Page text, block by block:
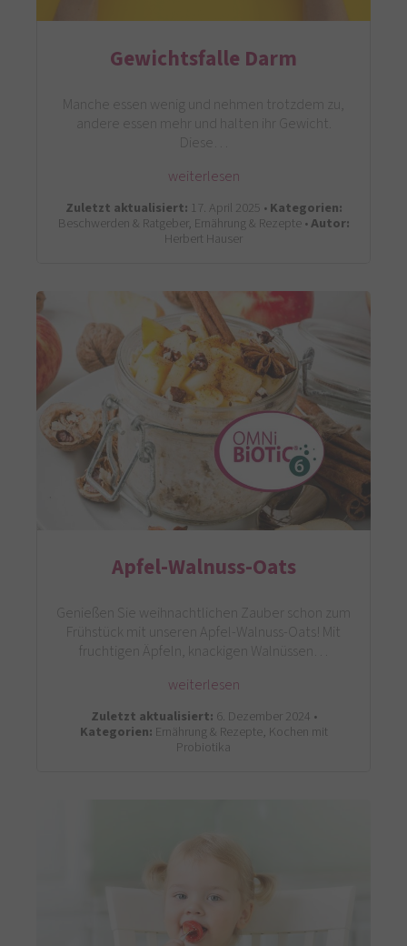
Gewichtsfalle Darm
Manche essen wenig und nehmen trotzdem zu,
andere essen mehr und halten ihr Gewicht.
Diese…
weiterlesen
Zuletzt aktualisiert: 17. April 2025 •Kategorien:
Beschwerden & Ratgeber, Ernährung & Rezepte •Autor:
Herbert Hauser
Apfel-Walnuss-Oats
Genießen Sie weihnachtlichen Zauber schon zum
Frühstück mit unseren Apfel-Walnuss-Oats! Mit
fruchtigen Äpfeln, knackigen Walnüssen…
weiterlesen
Zuletzt aktualisiert: 6. Dezember 2024 •
Kategorien: Ernährung & Rezepte, Kochen mit
Probiotika